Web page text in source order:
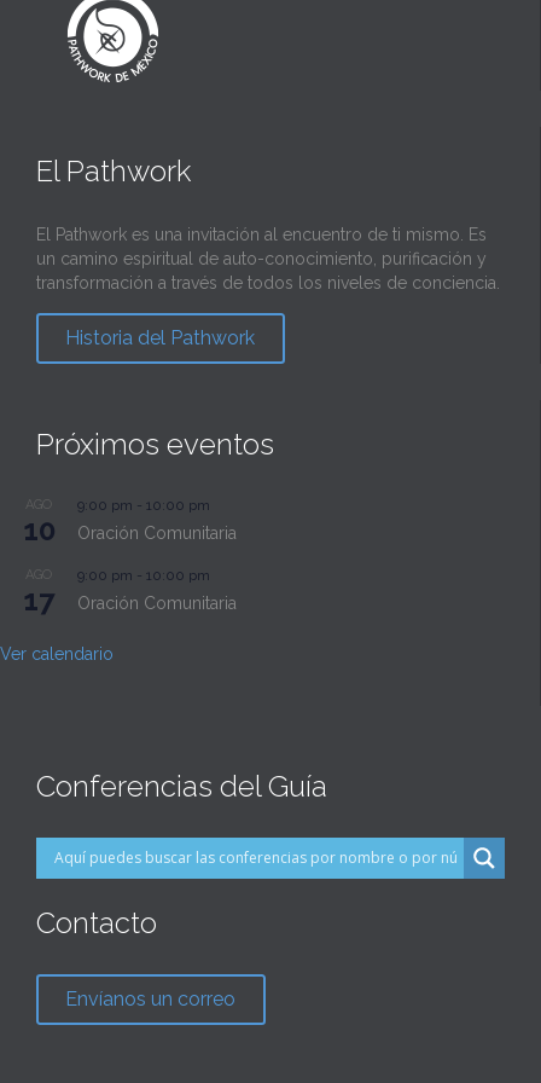
El Pathwork
El Pathwork es una invitación al encuentro de ti mismo. Es
un camino espiritual de auto-conocimiento, purificación y
transformación a través de todos los niveles de conciencia.
Historia del Pathwork
Próximos eventos
AGO
10
9:00 pm - 10:00 pm
Oración Comunitaria
AGO
17
9:00 pm - 10:00 pm
Oración Comunitaria
Ver calendario
Conferencias del Guía
Contacto
Envíanos un correo